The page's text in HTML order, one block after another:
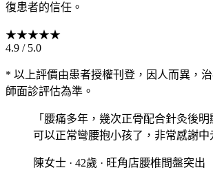
復患者的信任。
★★★★★
4.9 / 5.0
* 以上評價由患者授權刊登，因人而異，
師面診評估為準。
「 腰痛多年，幾次正骨配合針灸後明
可以正常彎腰抱小孩了，非常感謝中
陳女士 · 42歲 · 旺角店腰椎間盤突出